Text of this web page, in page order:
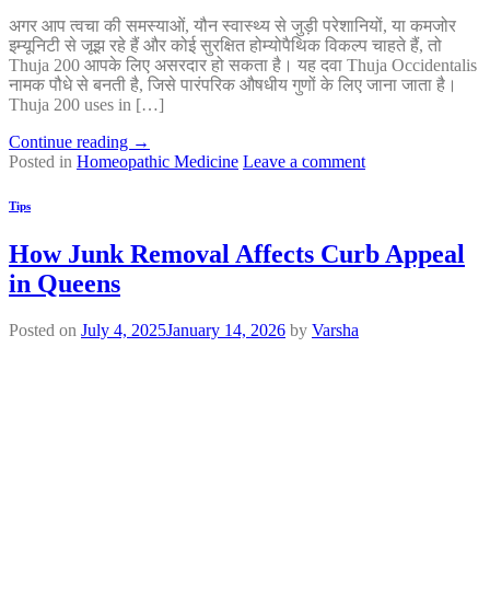
अगर आप त्वचा की समस्याओं, यौन स्वास्थ्य से जुड़ी परेशानियों, या कमजोर
इम्यूनिटी से जूझ रहे हैं और कोई सुरक्षित होम्योपैथिक विकल्प चाहते हैं, तो
Thuja 200 आपके लिए असरदार हो सकता है। यह दवा Thuja Occidentalis
नामक पौधे से बनती है, जिसे पारंपरिक औषधीय गुणों के लिए जाना जाता है।
Thuja 200 uses in […]
Continue reading →
Posted in Homeopathic Medicine Leave a comment
Tips
How Junk Removal Affects Curb Appeal
in Queens
Posted on July 4, 2025January 14, 2026 by Varsha